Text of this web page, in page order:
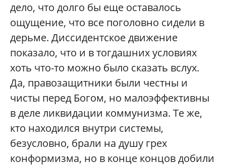
дело, что долго бы еще оставалось
ощущение, что все поголовно сидели в
дерьме. Диссидентское движение
показало, что и в тогдашних условиях
хоть что-то можно было сказать вслух.
Да, правозащитники были честны и
чисты перед Богом, но малоэффективны
в деле ликвидации коммунизма. Те же,
кто находился внутри системы,
безусловно, брали на душу грех
конформизма, но в конце концов добили